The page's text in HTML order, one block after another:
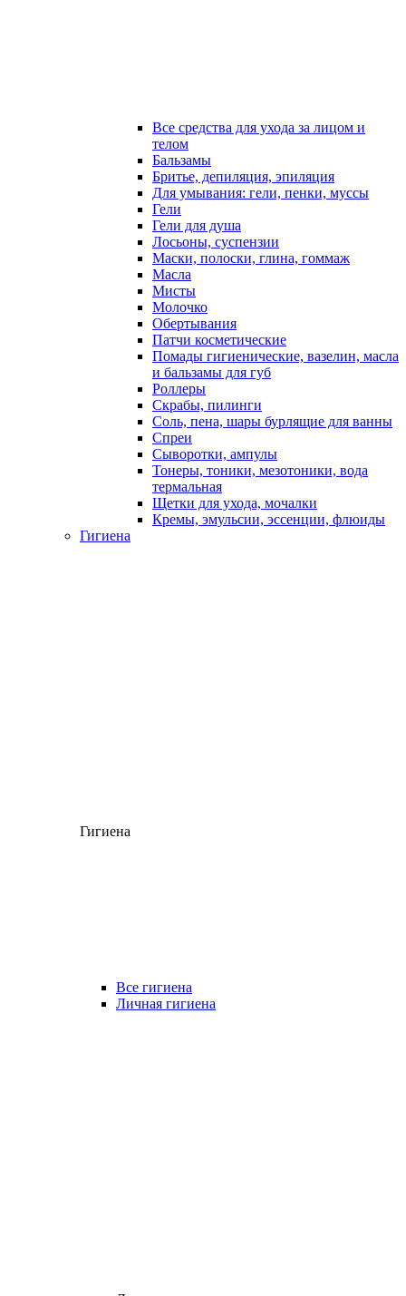
Все средства для ухода за лицом и
телом
Бальзамы
Бритье, депиляция, эпиляция
Для умывания: гели, пенки, муссы
Гели
Гели для душа
Лосьоны, суспензии
Маски, полоски, глина, гоммаж
Масла
Мисты
Молочко
Обертывания
Патчи косметические
Помады гигиенические, вазелин, масла
и бальзамы для губ
Роллеры
Скрабы, пилинги
Соль, пена, шары бурлящие для ванны
Спреи
Сыворотки, ампулы
Тонеры, тоники, мезотоники, вода
термальная
Щетки для ухода, мочалки
Кремы, эмульсии, эссенции, флюиды
Гигиена
Гигиена
Все гигиена
Личная гигиена